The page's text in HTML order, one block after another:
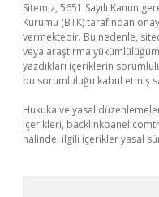
Sitemiz, 5651 Sayılı Kanun
Kurumu (BTK) tarafından
vermektedir. Bu nedenle,
veya araştırma
yazdıkları içeriklerin
bu sorumluluğu kabul etmiş
Hukuka ve yasal
içerikleri,
halinde, ilgili içerikler yasal